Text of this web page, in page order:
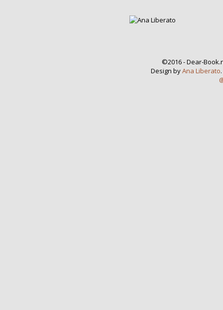
©2016 - Dear-
Design byAna Liberato